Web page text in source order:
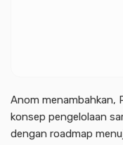
Anom menambahkan,
konsep pengelolaan
dengan roadmap